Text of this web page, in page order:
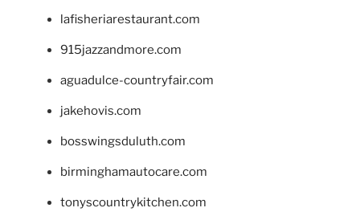
lafisheriarestaurant.com
915jazzandmore.com
aguadulce-countryfair.com
jakehovis.com
bosswingsduluth.com
birminghamautocare.com
tonyscountrykitchen.com